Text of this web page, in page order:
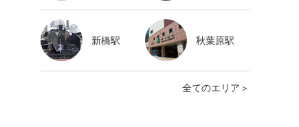
新橋駅 秋葉原駅
全てのエリア＞